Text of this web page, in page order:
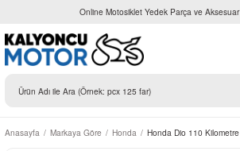
Online Motosiklet Yedek Parça ve Aksesuar
Anasayfa Markaya Göre Honda Honda Dio 110